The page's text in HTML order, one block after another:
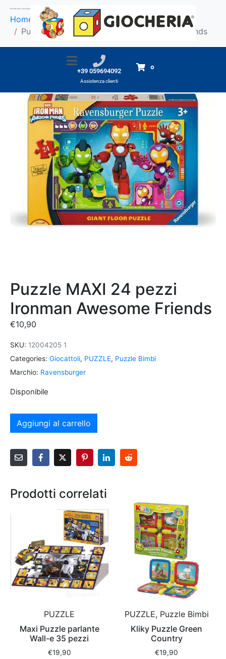
+39 059694092
Assistenza clienti
0
Home
Prodotti
Puzzle MAXI 24 pezzi Ironman Awesome Friends
Puzzle MAXI 24 pezzi
Ironman Awesome Friends
€10,90
SKU: 12004205 1
Categories: Giocattoli, PUZZLE, Puzzle Bimbi
Marchio: Ravensburger
Disponibile
Aggiungi al carrello
Prodotti correlati
PUZZLE
Maxi Puzzle parlante
Wall-e 35 pezzi
€19,90
PUZZLE, Puzzle Bimbi
Kliky Puzzle Green
Country
€19,90